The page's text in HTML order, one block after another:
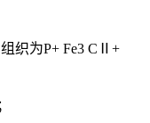
织为P+ Fe3 C
+
；